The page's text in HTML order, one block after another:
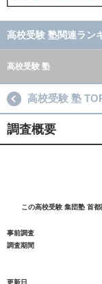
高校受験 塾関連ラン
高校受験 塾
高校受験 塾
調査概要
この高校受験 集団塾 首
事前調査
調査期間
更新日